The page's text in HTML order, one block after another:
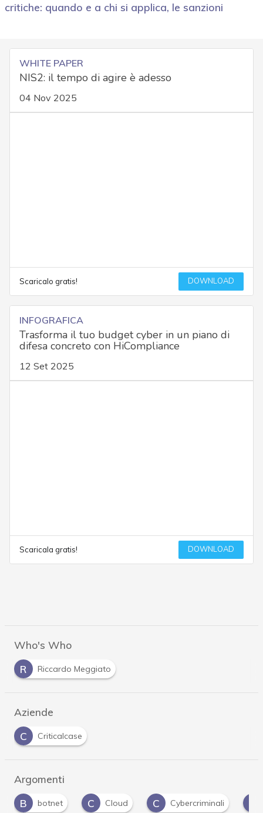
critiche: quando e a chi si applica, le sanzioni
WHITE PAPER
NIS2: il tempo di agire è adesso
04 Nov 2025
Scaricalo gratis! DOWNLOAD
INFOGRAFICA
Trasforma il tuo budget cyber in un piano di
difesa concreto con HiCompliance
12 Set 2025
Scaricala gratis! DOWNLOAD
Who's Who
R
Riccardo Meggiato
Aziende
C
Criticalcase
Argomenti
C
Cloud C Cybercriminali D DDoS